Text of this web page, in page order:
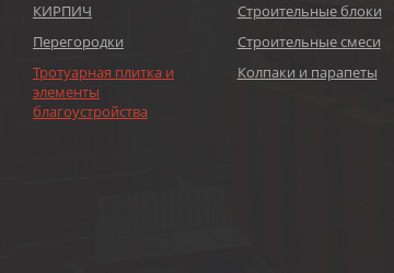
КИРПИЧ
Строительные блоки
Перегородки
Строительные смеси
Тротуарная плитка и
элементы
благоустройства
Колпаки и парапеты